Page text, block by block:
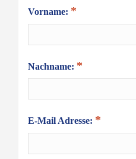
Vorname:
Nachname:
E-Mail Adresse: